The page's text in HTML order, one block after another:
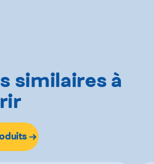
similaires à